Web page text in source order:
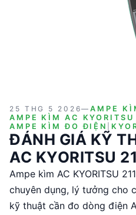
25 THG 5 2026—AMPE
AMPE KÌM AC
AMPE KÌM ĐO ĐIỆN
ĐÁNH GIÁ KỸ
AC KYORITSU
1000A)
Ampe kìm AC KYORITSU
chuyên dụng, lý tưởng cho
kỹ thuật cần đo dòng điện